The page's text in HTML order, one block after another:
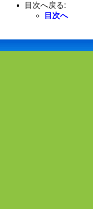
目次へ戻る:
目次へ